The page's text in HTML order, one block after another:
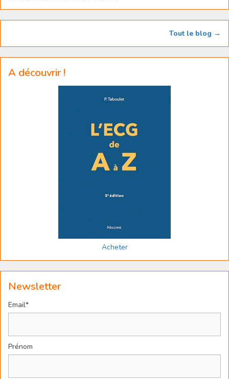
Tout le blog →
A découvrir !
Acheter
Newsletter
Email*
Prénom